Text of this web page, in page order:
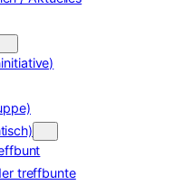
treffbunte